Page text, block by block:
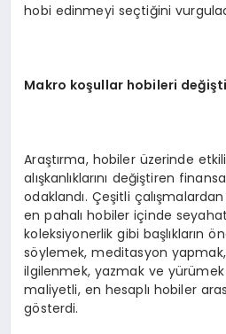
hobi edinmeyi seçtiğini
Makro koşullar hobileri deği
Araştırma, hobiler üzerinde
alışkanlıklarını değiştiren
odaklandı. Çeşitli
en pahalı hobiler içinde
koleksiyonerlik gibi başlıkların öne
söylemek, meditasyon
ilgilenmek, yazmak ve
maliyetli, en hesaplı hobiler
gösterdi.